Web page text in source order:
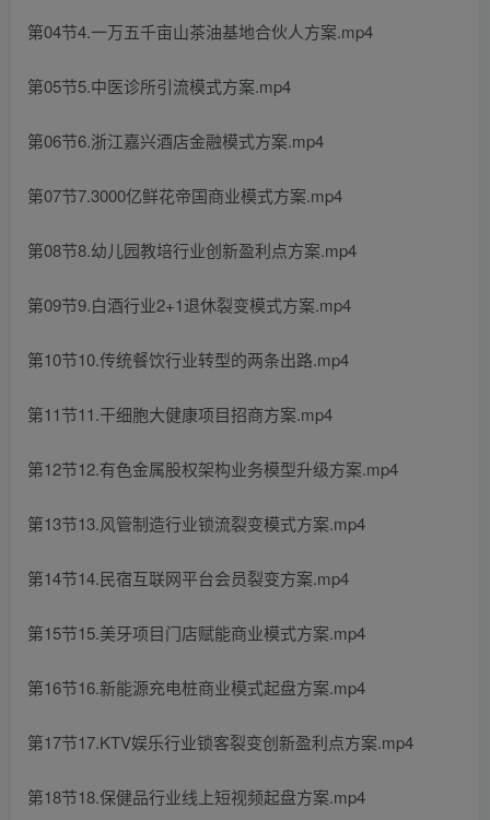
第04节4.一万五千亩山茶油基地合伙人方案.mp4
第05节5.中医诊所引流模式方案.mp4
第06节6.浙江嘉兴酒店金融模式方案.mp4
第07节7.3000亿鲜花帝国商业模式方案.mp4
第08节8.幼儿园教培行业创新盈利点方案.mp4
第09节9.白酒行业2+1退休裂变模式方案.mp4
第10节10.传统餐饮行业转型的两条出路.mp4
第11节11.干细胞大健康项目招商方案.mp4
第12节12.有色金属股权架构业务模型升级方案.mp4
第13节13.风管制造行业锁流裂变模式方案.mp4
第14节14.民宿互联网平台会员裂变方案.mp4
第15节15.美牙项目门店赋能商业模式方案.mp4
第16节16.新能源充电桩商业模式起盘方案.mp4
第17节17.KTV娱乐行业锁客裂变创新盈利点方案.mp4
第18节18.保健品行业线上短视频起盘方案.mp4